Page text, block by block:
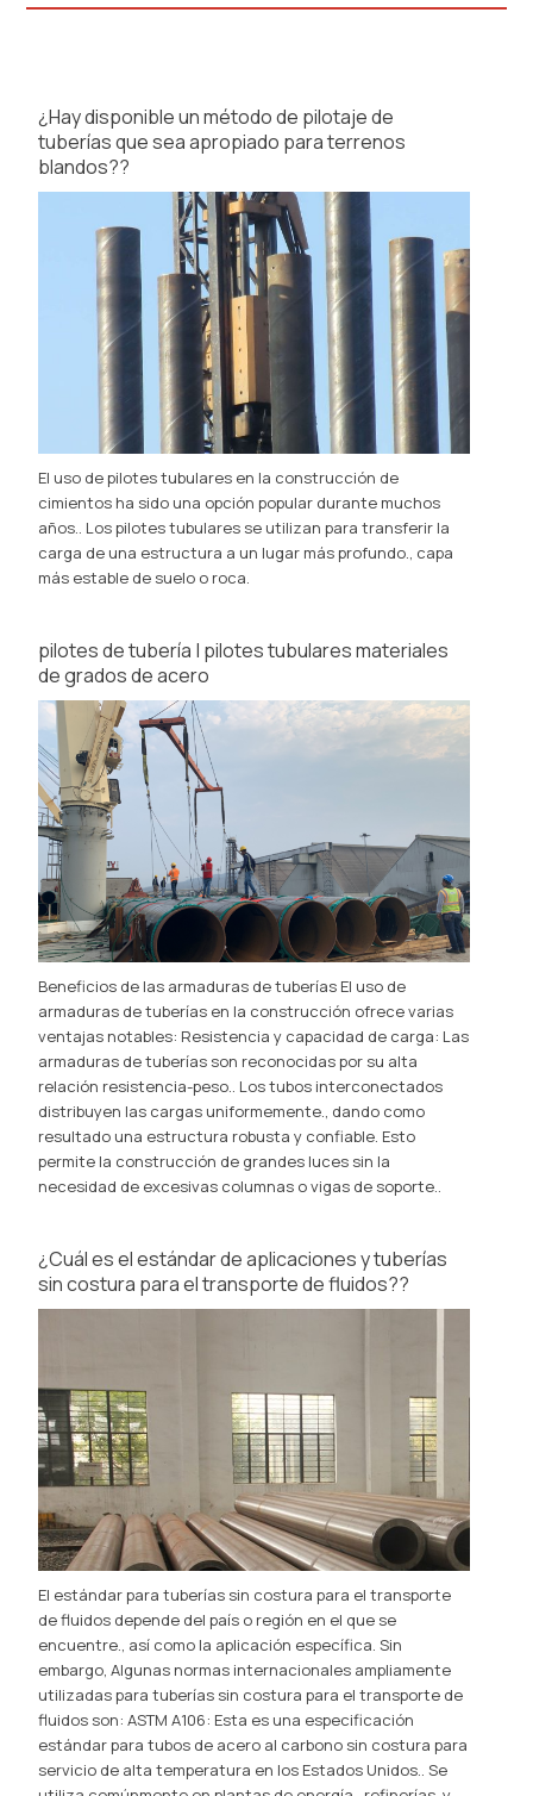
¿Hay disponible un método de pilotaje de
tuberías que sea apropiado para terrenos
blandos??
El uso de pilotes tubulares en la construcción de
cimientos ha sido una opción popular durante muchos
años.. Los pilotes tubulares se utilizan para transferir la
carga de una estructura a un lugar más profundo., capa
más estable de suelo o roca.
pilotes de tubería | pilotes tubulares materiales
de grados de acero
Beneficios de las armaduras de tuberías El uso de
armaduras de tuberías en la construcción ofrece varias
ventajas notables: Resistencia y capacidad de carga: Las
armaduras de tuberías son reconocidas por su alta
relación resistencia-peso.. Los tubos interconectados
distribuyen las cargas uniformemente., dando como
resultado una estructura robusta y confiable. Esto
permite la construcción de grandes luces sin la
necesidad de excesivas columnas o vigas de soporte..
¿Cuál es el estándar de aplicaciones y tuberías
sin costura para el transporte de fluidos??
El estándar para tuberías sin costura para el transporte
de fluidos depende del país o región en el que se
encuentre., así como la aplicación específica. Sin
embargo, Algunas normas internacionales ampliamente
utilizadas para tuberías sin costura para el transporte de
fluidos son: ASTM A106: Esta es una especificación
estándar para tubos de acero al carbono sin costura para
servicio de alta temperatura en los Estados Unidos.. Se